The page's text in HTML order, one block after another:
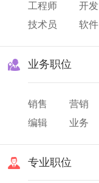
工程师 开发
技术员
软件
业务职位
销售 营销
编辑
业务
专业职位